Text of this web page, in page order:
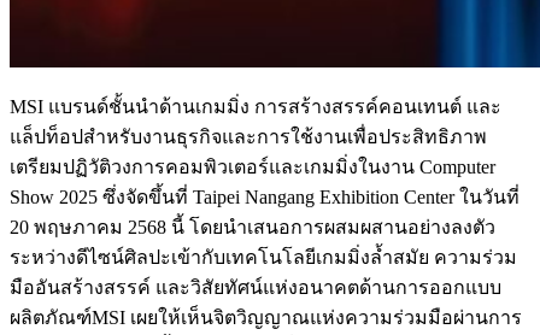
MSI แบรนด์ชั้นนำด้านเกมมิ่ง การสร้างสรรค์คอนเทนต์ และ
แล็ปท็อปสำหรับงานธุรกิจและการใช้งานเพื่อประสิทธิภาพ
เตรียมปฏิวัติวงการคอมพิวเตอร์และเกมมิ่งในงาน Computer
Show 2025 ซึ่งจัดขึ้นที่ Taipei Nangang Exhibition Center ในวันที่
20 พฤษภาคม 2568 นี้ โดยนำเสนอการผสมผสานอย่างลงตัว
ระหว่างดีไซน์ศิลปะเข้ากับเทคโนโลยีเกมมิ่งล้ำสมัย ความร่วม
มืออันสร้างสรรค์ และวิสัยทัศน์แห่งอนาคตด้านการออกแบบ
ผลิตภัณฑ์MSI เผยให้เห็นจิตวิญญาณแห่งความร่วมมือผ่านการ